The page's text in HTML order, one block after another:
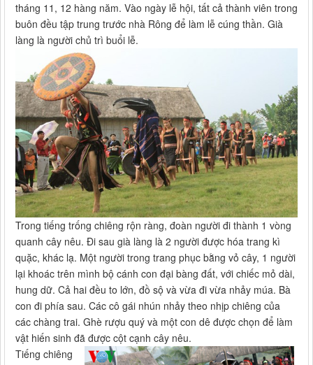
tháng 11, 12 hàng năm. Vào ngày lễ hội, tất cả thành viên trong
buôn đều tập trung trước nhà Rông để làm lễ cúng thần. Già
làng là người chủ trì buổi lễ.
Trong tiếng trống chiêng rộn ràng, đoàn người đi thành 1 vòng
quanh cây nêu. Đi sau già làng là 2 người được hóa trang kì
quặc, khác lạ. Một người trong trang phục bằng vỏ cây, 1 người
lại khoác trên mình bộ cánh con đại bàng đất, với chiếc mỏ dài,
hung dữ. Cả hai đều to lớn, đồ sộ và vừa đi vừa nhảy múa. Bà
con đi phía sau. Các cô gái nhún nhảy theo nhịp chiêng của
các chàng trai. Ghè rượu quý và một con dê được chọn để làm
vật hiến sinh đã được cột cạnh cây nêu.
Tiếng chiêng